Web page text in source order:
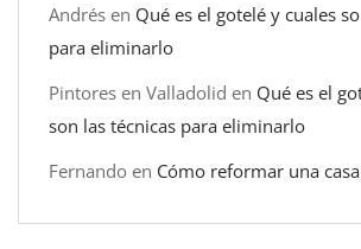
Andrés en Qué es el gotelé y cuales
para eliminarlo
Pintores en Valladolid en Qué es el
son las técnicas para eliminarlo
Fernando en Cómo reformar una